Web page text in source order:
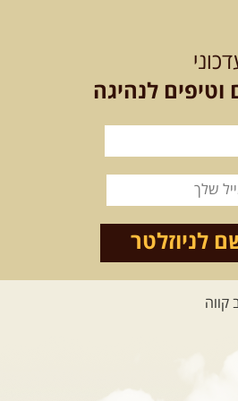
מרהיבים, פסגות מושלגות, אירוח ...
שוצפים למעברי הרים ...
בעולם
נהיגה
וטיפים לנהיגה
לניוזלטר